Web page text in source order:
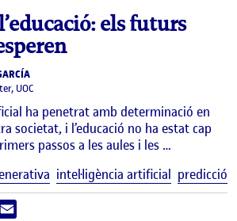
els futurs
UOC
ha penetrat amb determinació en
societat, i l’educació no ha estat cap
passos a les aules i les …
intel·ligència artificial predicció